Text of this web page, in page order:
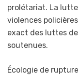
prolétariat. La
violences
exact des luttes
soutenues.
Écologie de